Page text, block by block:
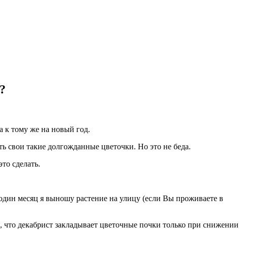
к тому же на новый год.
свои такие долгожданные цветочки. Но это не беда.
сделать.
месяц я выношу растение на улицу (если Вы проживаете в
декабрист закладывает цветочные почки только при снижении